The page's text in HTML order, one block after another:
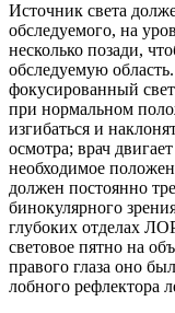
Источник света
обследуемого, на
несколько позади,
обследуемую
фокусированный
при нормальном
изгибаться и
осмотра; врач
необходимое
должен постоянно
бинокулярного
глубоких отделах
световое пятно на
правого глаза оно
лобного рефлектора